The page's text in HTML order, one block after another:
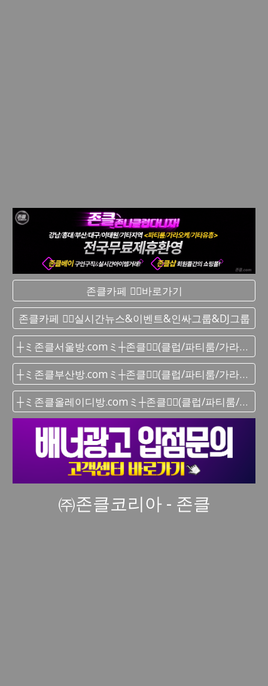
존클카페 ❤️‍🔥바로가기
존클카페 ❤️‍🔥실시간 뉴스&이벤트&인싸그룹&DJ그룹
┼ミ존클서울방.comミ┼존클❤️‍🔥(클럽/파티룸/가라오케) - 단톡방
┼ミ존클부산방.comミ┼존클❤️‍🔥(클럽/파티룸/가라오케) - 단톡방
┼ミ존클올레이디방.comミ┼존클❤️‍🔥(클럽/파티룸/가라오케) - 단톡방
㈜존클코리아 - 존클